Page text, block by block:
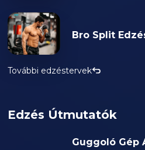
Bro Split
További edzéstervek
Edzés Útmutatók
Guggoló Gép